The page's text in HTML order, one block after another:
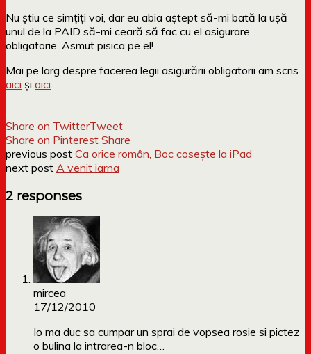
Nu știu ce simțiți voi, dar eu abia aștept să-mi bată la ușă
unul de la PAID să-mi ceară să fac cu el asigurare
obligatorie. Asmut pisica pe el!
Mai pe larg despre facerea legii asigurării obligatorii am scris
aici și aici
Share on TwitterTweet
Share on Pinterest Share
previous post Ca orice român, Boc cosește la iPad
next post A venit iarna
2 responses
mircea
17/12/2010
Io ma duc sa cumpar un sprai de vopsea rosie si pictez
o bulina la intrarea-n bloc…